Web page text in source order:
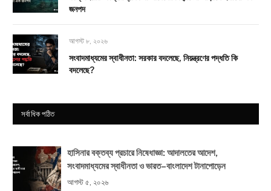
জনপদ
আগস্ট ৮, ২০২৬
সংবাদমাধ্যমের স্বাধীনতা: সরকার বদলেছে, নিয়ন্ত্রণের পদ্ধতি কি
বদলেছে?
সর্বাধিক পঠিত
হাসিনার বক্তব্য প্রচারে নিষেধাজ্ঞা: আদালতের আদেশ,
সংবাদমাধ্যমের স্বাধীনতা ও ভারত–বাংলাদেশ টানাপোড়েন
আগস্ট ৫, ২০২৬